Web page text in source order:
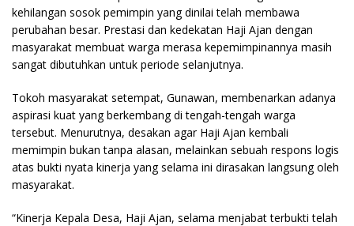
kehilangan sosok pemimpin yang dinilai telah membawa
perubahan besar. Prestasi dan kedekatan Haji Ajan dengan
masyarakat membuat warga merasa kepemimpinannya masih
sangat dibutuhkan untuk periode selanjutnya.
Tokoh masyarakat setempat, Gunawan, membenarkan adanya
aspirasi kuat yang berkembang di tengah-tengah warga
tersebut. Menurutnya, desakan agar Haji Ajan kembali
memimpin bukan tanpa alasan, melainkan sebuah respons logis
atas bukti nyata kinerja yang selama ini dirasakan langsung oleh
masyarakat.
“Kinerja Kepala Desa, Haji Ajan, selama menjabat terbukti telah